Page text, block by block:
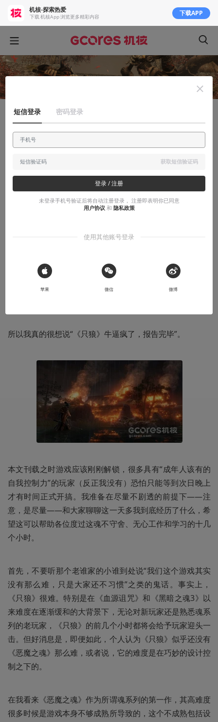
人间能得几回闻：《只狼 影逝二度》
天才与匠心的结晶
已经很久没有这么不情愿的为一款游戏写体验报告了，因为
预见到就算再过12个小时，我应该依然无法通关。这个时
候谁TM还有心情写报告，你在跟我开玩笑吗？让工作什么
所以我真的很想说“《只狼》牛逼疯了，报告完毕”。
本文刊载之时游戏应该刚刚解锁，很多具有“成年人该有的
自我控制力”的玩家（反正我没有）恐怕只能等到次日晚上
才有时间正式开搞。我准备在尽量不剧透的前提下——注
意，是尽量——和大家聊聊这一天多我到底经历了什么，希
望这可以帮助各位度过这魂不守舍、无心工作和学习的十几
个小时。
首先，不要听那个老谁家的小谁到处说“我们这个游戏其实
没有那么难，只是大家还不习惯”之类的鬼话。事实上，
《只狼》很难。特别是在《血源诅咒》和《黑暗之魂3》以
来难度在逐渐缓和的大背景下，无论对新玩家还是熟悉魂系
列的老玩家，《只狼》的前几个小时都将会给予玩家迎头一
击。但好消息是，即便如此，个人认为《只狼》似乎还没有
《恶魔之魂》那么难，或者说，它的难度是在巧妙的设计控
制之下的。
在我看来《恶魔之魂》作为所谓魂系列的第一作，其高难度
很多时候是游戏本身不够成熟所导致的，这个不成熟包括设
机核-探索热爱
下载 机核App 浏览更多精彩内容 下载APP
短信登录 密码登录
获取短信验证码
登录 / 注册
未登录手机号验证后将自动注册登录， 注册即表明你已同意
用户协议 和 隐私政策
使用其他账号登录
 Sign in with Apple
苹果 微信 微博